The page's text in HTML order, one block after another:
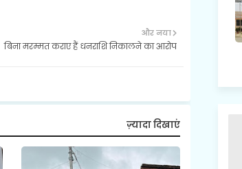
और नया
बिना मरम्मत कराए हैं धनराशि निकालने का आरोप
ज़्यादा दिखाएं